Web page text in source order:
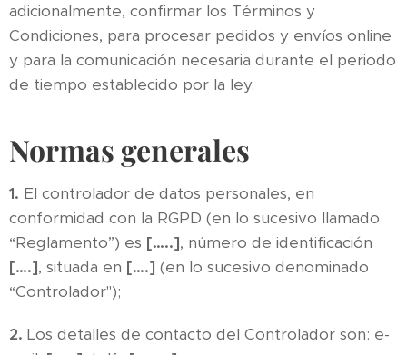
adicionalmente, confirmar los Términos y
Condiciones, para procesar pedidos y envíos online
y para la comunicación necesaria durante el periodo
de tiempo establecido por la ley.
Normas generales
1. El controlador de datos personales, en
conformidad con la RGPD (en lo sucesivo llamado
“Reglamento”) es […..], número de identificación
[….], situada en [….] (en lo sucesivo denominado
“Controlador");
2. Los detalles de contacto del Controlador son: e-